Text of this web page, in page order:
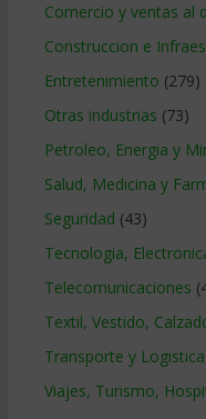
Comercio y ventas al
Construccion e
Entretenimiento (279)
Otras industrias (73)
Petroleo, Energia y
Salud, Medicina y
Seguridad (43)
Tecnologia,
Telecomunicaciones
Textil, Vestido,
Transporte y Logistica
Viajes, Turismo,